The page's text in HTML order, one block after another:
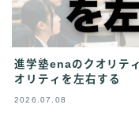
進学塾enaのクオリテ
オリティを左右する
2026.07.08